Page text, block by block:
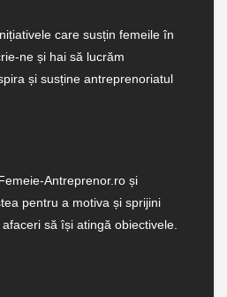
care susțin femeile în
ne și hai să lucrăm
și susține antreprenoriatul
Antreprenor.ro și
pentru a motiva și sprijini
să își atingă obiectivele.